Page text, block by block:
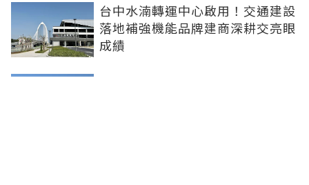
台中水湳轉運中心啟用！交通建設
落地補強機能品牌建商深耕交亮眼
成績